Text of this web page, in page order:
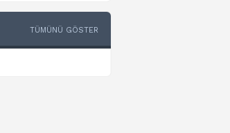
TÜMÜNÜ GÖSTER